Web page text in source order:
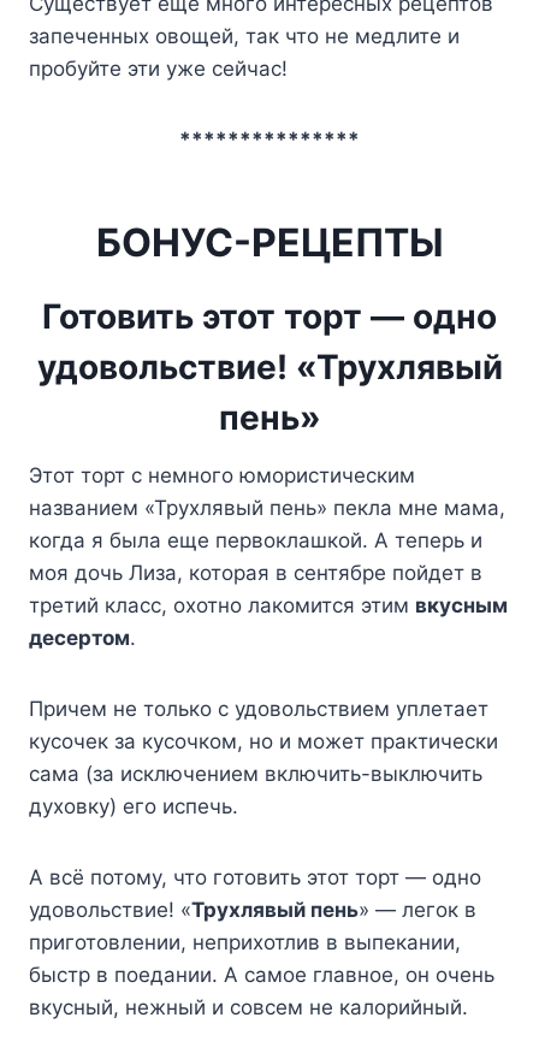
зaпeчeнныx oвoщeй, тaк чтo нe мeдлитe и
пpoбyйтe эти yжe ceйчac!
***************
БОНУС-РЕЦЕПТЫ
Готовить этот торт — одно
удовольствие! «Трухлявый
пень»
Этот торт с немного юмористическим
названием «Трухлявый пень» пекла мне мама,
когда я была еще первоклашкой. А теперь и
моя дочь Лиза, которая в сентябре пойдет в
третий класс, охотно лакомится этим вкусным
десертом.
Причем не только с удовольствием уплетает
кусочек за кусочком, но и может практически
сама (за исключением включить-выключить
духовку) его испечь.
А всё потому, что готовить этот торт — одно
удовольствие! «Трухлявый пень» — легок в
приготовлении, неприхотлив в выпекании,
быстр в поедании. А самое главное, он очень
вкусный, нежный и совсем не калорийный.